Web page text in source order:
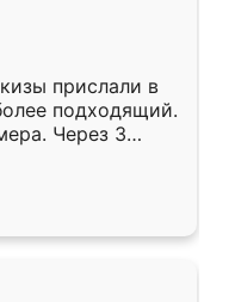
прислали в
подходящий.
Через 3
Остались
Ренессанс